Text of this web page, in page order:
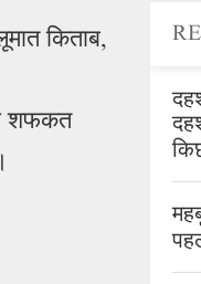
किताब,
शफकत